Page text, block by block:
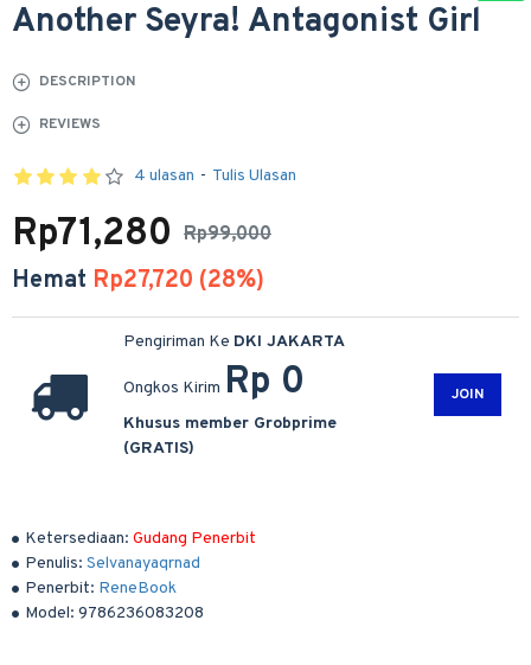
Another Seyra! Antagonist Girl
DESCRIPTION
REVIEWS
Ketersediaan: Gudang Penerbit
Penulis: Selvanayaqrnad
Penerbit: ReneBook
Model: 9786236083208
4 ulasan - Tulis Ulasan
Rp99,000
Rp71,280
Hemat Rp27,720 (28%)
Pengiriman Ke DKI JAKARTA
Ongkos Kirim Rp 0
Khusus member Grobprime
(GRATIS)
JOIN